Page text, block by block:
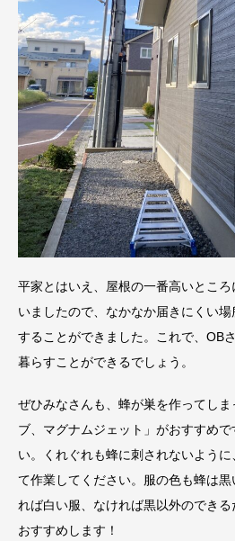
平家とはいえ、屋根の一番高いとこ
いましたので、なかなか届きにくい
することができました。これで、OB
暮らすことができるでしょう。
ぜひみなさんも、蜂が巣を作ってし
ブ、マグナムジェット」がおすすめ
い。くれぐれも蜂に刺されないよう
て作業してください。服の色も蜂は
れば白い服、なければ黒以外のでき
おすすめします！